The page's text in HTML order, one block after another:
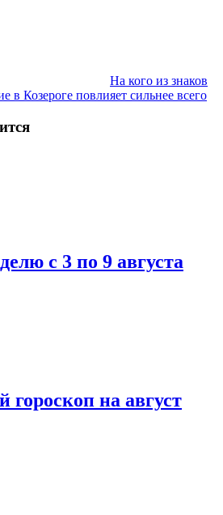
На кого из знаков
в Козероге повлияет сильнее всего
с 3 по 9 августа
на август